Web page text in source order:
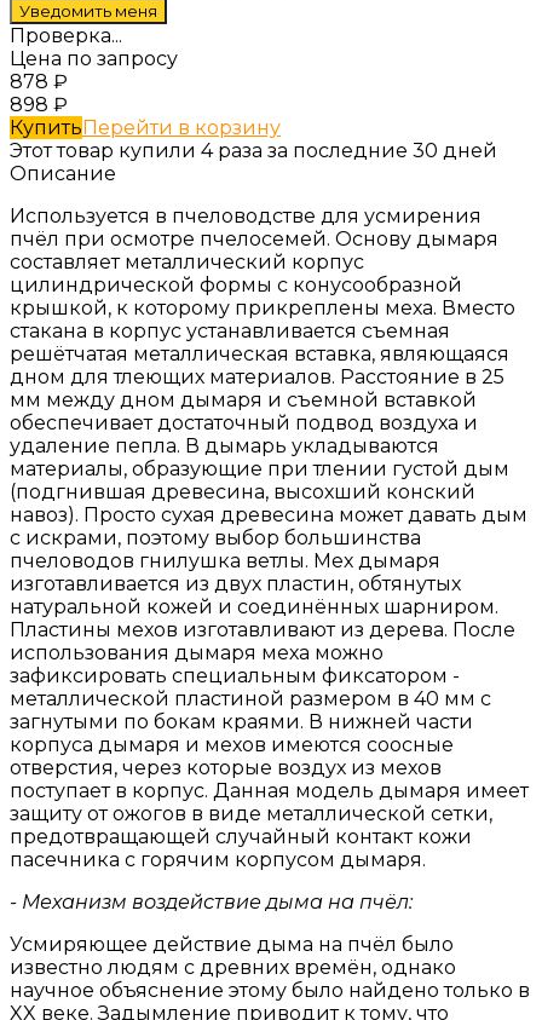
Проверка...
Цена по запросу
878 ₽
898 ₽
КупитьПерейти в корзину
Этот товар купили 4 раза за последние 30 дней
Описание
Используется в пчеловодстве для усмирения
пчёл при осмотре пчелосемей. Основу дымаря
составляет металлический корпус
цилиндрической формы с конусообразной
крышкой, к которому прикреплены меха. Вместо
стакана в корпус устанавливается съемная
решётчатая металлическая вставка, являющаяся
дном для тлеющих материалов. Расстояние в 25
мм между дном дымаря и съемной вставкой
обеспечивает достаточный подвод воздуха и
удаление пепла. В дымарь укладываются
материалы, образующие при тлении густой дым
(подгнившая древесина, высохший конский
навоз). Просто сухая древесина может давать дым
с искрами, поэтому выбор большинства
пчеловодов гнилушка ветлы. Мех дымаря
изготавливается из двух пластин, обтянутых
натуральной кожей и соединённых шарниром.
Пластины мехов изготавливают из дерева. После
использования дымаря меха можно
зафиксировать специальным фиксатором -
металлической пластиной размером в 40 мм с
загнутыми по бокам краями. В нижней части
корпуса дымаря и мехов имеются соосные
отверстия, через которые воздух из мехов
поступает в корпус. Данная модель дымаря имеет
защиту от ожогов в виде металлической сетки,
предотвращающей случайный контакт кожи
пасечника с горячим корпусом дымаря.
- Механизм воздействие дыма на пчёл:
Усмиряющее действие дыма на пчёл было
известно людям с древних времён, однако
научное объяснение этому было найдено только в
XX веке. Задымление приводит к тому, что